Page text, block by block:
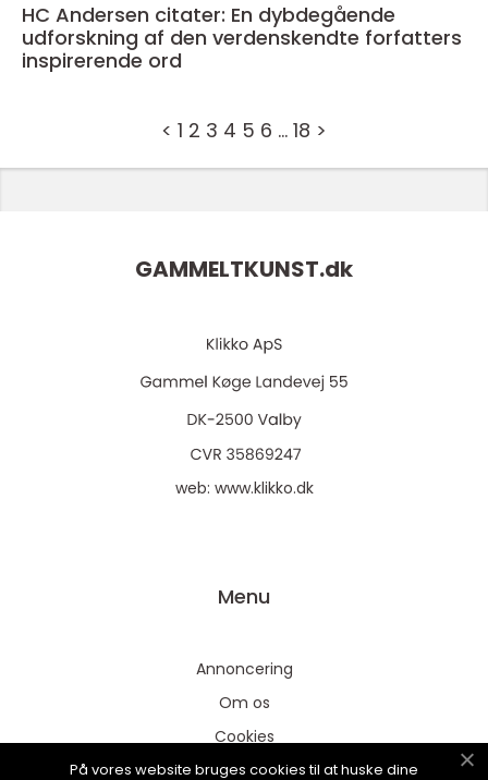
HC Andersen citater: En dybdegående
udforskning af den verdenskendte forfatters
inspirerende ord
< 1 2 3 4 5 6 … 18 >
GAMMELTKUNST.dk
web: www.klikko.dk
Menu
Annoncering
Om os
Cookies
Kontakt os
På vores website bruges cookies til at huske dine